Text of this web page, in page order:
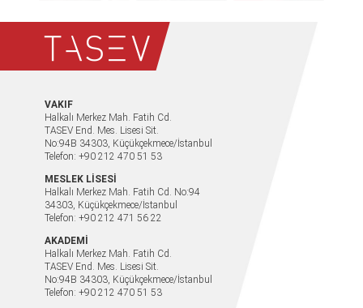
VAKIF
Halkalı Merkez Mah. Fatih Cd.
TASEV End. Mes. Lisesi Sit.
No:94B 34303, Küçükçekmece/İstanbul
Telefon: +90 212 470 51 53
MESLEK LİSESİ
Halkalı Merkez Mah. Fatih Cd. No:94
34303, Küçükçekmece/İstanbul
Telefon: +90 212 471 56 22
AKADEMİ
Halkalı Merkez Mah. Fatih Cd.
TASEV End. Mes. Lisesi Sit.
No:94B 34303, Küçükçekmece/İstanbul
Telefon: +90 212 470 51 53